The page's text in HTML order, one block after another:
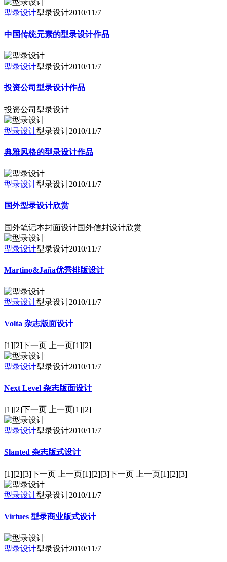
型录设计型录设计2010/11/7
中国传统元素的型录设计作品
型录设计型录设计2010/11/7
投资公司型录设计作品
投资公司型录设计
型录设计型录设计2010/11/7
典雅风格的型录设计作品
型录设计型录设计2010/11/7
国外型录设计欣赏
国外笔记本封面设计国外信封设计欣赏
型录设计型录设计2010/11/7
Martino&Jaña优秀排版设计
型录设计型录设计2010/11/7
Volta 杂志版面设计
[1][2]下一页 上一页[1][2]
型录设计型录设计2010/11/7
Next Level 杂志版面设计
[1][2]下一页 上一页[1][2]
型录设计型录设计2010/11/7
Slanted 杂志版式设计
[1][2][3]下一页 上一页[1][2][3]下一页 上一页[1][2][3]
型录设计型录设计2010/11/7
Virtues 型录商业版式设计
型录设计型录设计2010/11/7